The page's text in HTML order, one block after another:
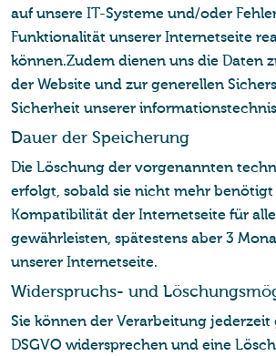
auf unsere IT-Systeme und/oder
Funktionalität unserer Internetseite
können.Zudem dienen uns die Daten
der Website und zur generellen
Sicherheit unserer
Dauer der Spei­che­rung
Die Löschung der vorgenannten
erfolgt, sobald sie nicht mehr
Kompatibilität der Internetseite für
gewährleisten, spätestens aber 3
unserer Internetseite.
Wi­der­spruchs- und
Sie können der Verarbeitung jederzeit
DSGVO widersprechen und eine